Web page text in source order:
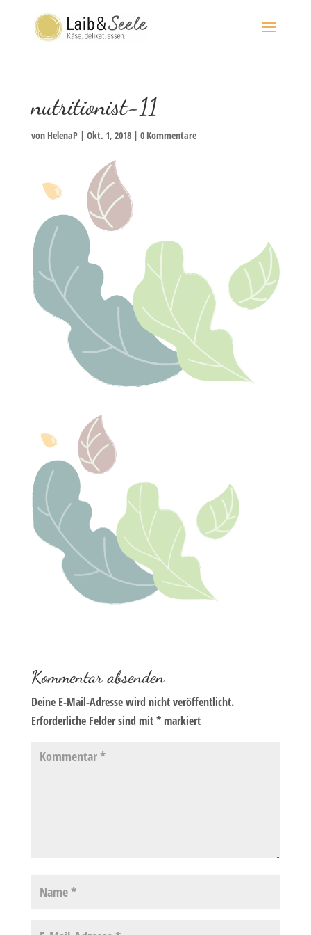
nutritionist-11
von HelenaP| Okt. 1, 2018| 0 Kommentare
Kommentar absenden
Deine E-Mail-Adresse wird nicht veröffentlicht.
Erforderliche Felder sind mit*markiert